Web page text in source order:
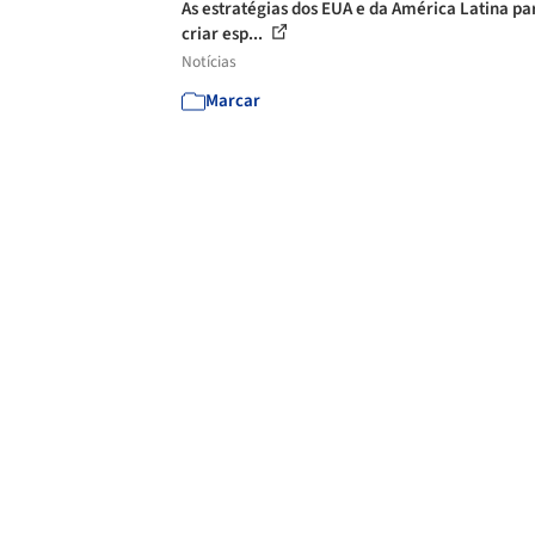
As estratégias dos EUA e da América Latina
criar esp...
Notícias
Marcar